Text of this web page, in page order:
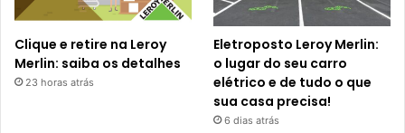
Clique e retire na Leroy
Merlin: saiba os detalhes
23 horas atrás
Eletroposto Leroy Merlin:
o lugar do seu carro
elétrico e de tudo o que
sua casa precisa!
6 dias atrás